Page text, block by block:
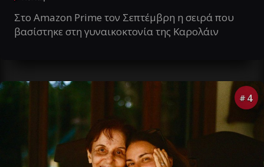
Στο Amazon Prime τον Σεπτέμβρη η σειρά που
βασίστηκε στη γυναικοκτονία της Καρολάιν
# 4